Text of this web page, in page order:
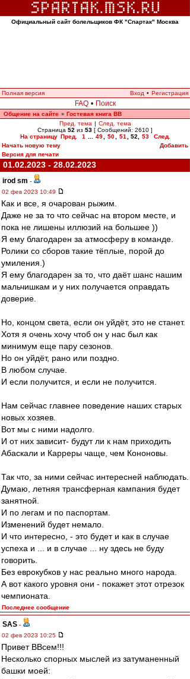
Официальный сайт болельщиков ФК "Спартак" Москва
Полная версия Вход • Регистрация
FAQ • Поиск
Общение на сайте » Гостевая книга ВВ
Пред. тема | След. тема
Страница 52 из 53 [ Сообщений: 2610 ]
На страницу Пред. 1 49 50 51 52 53
След.
Начать новую тему
Добавить
Версия для печати
01.02.2023 - 28.02.2023
irod sm -
02 фев 2023 10:49
Как и все, я очарован рыжим.
Даже не за то что сейчас на втором месте, и
пока не лишены иллюзий на большее ))
Я ему благодарен за атмосферу в команде.
Ролики со сборов такие тёплые, порой до
умиления.)
Я ему благодарен за то, что даёт шанс нашим
мальчишкам и у них получается оправдать
доверие.
Но, концом света, если он уйдёт, это не станет.
Хотя я очень хочу чтоб он у нас был как
минимум еще пару сезонов.
Но он уйдёт, рано или поздно.
В любом случае.
И если получится, и если не получится.
Нам сейчас главнее поведение наших старых
новых хозяев.
Вот мы с ними надолго.
И от них зависит- будут ли к нам приходить
Абаскали и Карреры чаще, чем Кононовы.
Так что, за ними сейчас интересней наблюдать.
Думаю, летняя трансферная кампания будет
занятной.
И по легам и по паспортам.
Изменений будет немало.
И что интересно, - это будет и как в случае
успеха и ... и в случае ... ну здесь не буду
говорить.
Без еврокубков у нас реально много народа.
А вот какого уровня они - покажет этот отрезок
чемпионата.
Последнее сообщение
SAS -
02 фев 2023 10:25
Привет ВВсем!!!
Несколько спорных мыслей из затуманенный
башки моей: